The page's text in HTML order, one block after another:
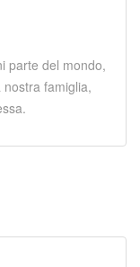
parte del mondo,
famiglia,